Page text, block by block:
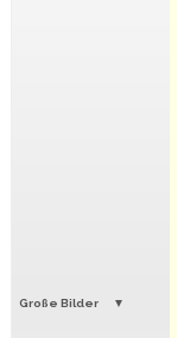
Große Bilder